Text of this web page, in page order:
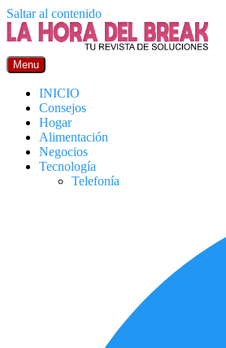
Saltar al contenido
Menu
INICIO
Consejos
Hogar
Alimentación
Negocios
Tecnología
Telefonía